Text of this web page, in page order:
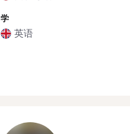
学
英语